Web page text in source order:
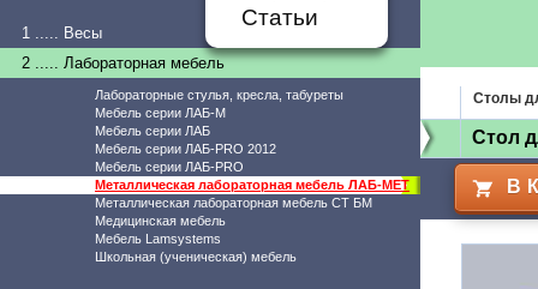
Статьи
1 ..... Весы
2 ..... Лабораторная мебель
Лабораторные стулья, кресла, табуреты
Мебель серии ЛАБ-М
Мебель серии ЛАБ
Мебель серии ЛАБ-PRO 2012
Мебель серии ЛАБ-PRO
Металлическая лабораторная мебель ЛАБ-МЕТ
Металлическая лабораторная мебель СТ БМ
Медицинская мебель
Мебель Lamsystems
Школьная (ученическая) мебель
Столы
Стол
В